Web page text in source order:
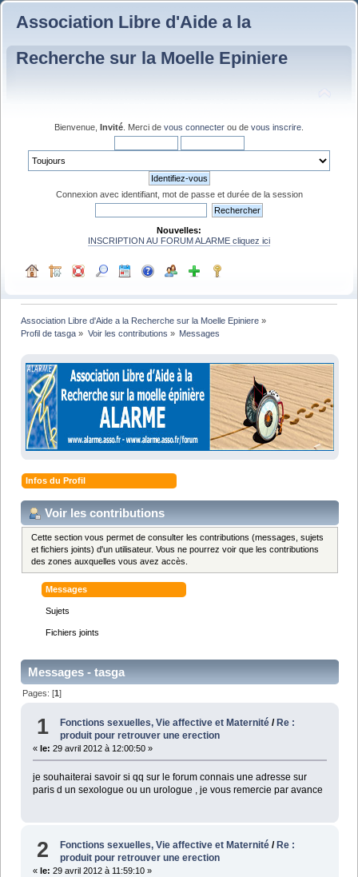
Association Libre d'Aide a la
Recherche sur la Moelle Epiniere
Bienvenue, Invité . Merci de vous connecter ou de vous inscrire
Connexion avec identifiant, mot de passe et durée de la session
Nouvelles:
INSCRIPTION AU FORUM ALARME cliquez ici
Association Libre d'Aide a la Recherche sur la Moelle Epiniere »
Profil de tasga » Voir les contributions » Messages
Infos du Profil
Voir les contributions
Cette section vous permet de consulter les contributions (messages, sujets
et fichiers joints) d'un utilisateur. Vous ne pourrez voir que les contributions
des zones auxquelles vous avez accès.
Messages
Sujets
Fichiers joints
Messages - tasga
Pages: [1]
1 Fonctions sexuelles, Vie affective et Maternité /Re :
produit pour retrouver une erection
« le: 29 avril 2012 à 12:00:50 »
je souhaiterai savoir si qq sur le forum connais une adresse sur
paris d un sexologue ou un urologue , je vous remercie par avance
2 Fonctions sexuelles, Vie affective et Maternité / Re :
produit pour retrouver une erection
« le: 29 avril 2012 à 11:59:10 »